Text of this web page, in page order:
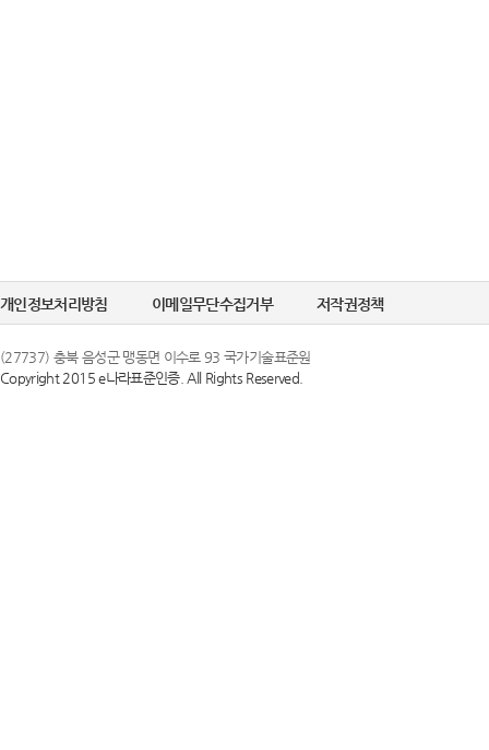
개인정보처리방침 이메일무단수집거부 저작권정책
(27737) 충북 음성군 맹동면 이수로 93 국가기술표준원
Copyright 2015 e나라표준인증. All Rights Reserved.